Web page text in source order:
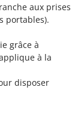
aux prises
portables).
grâce à
à la
disposer